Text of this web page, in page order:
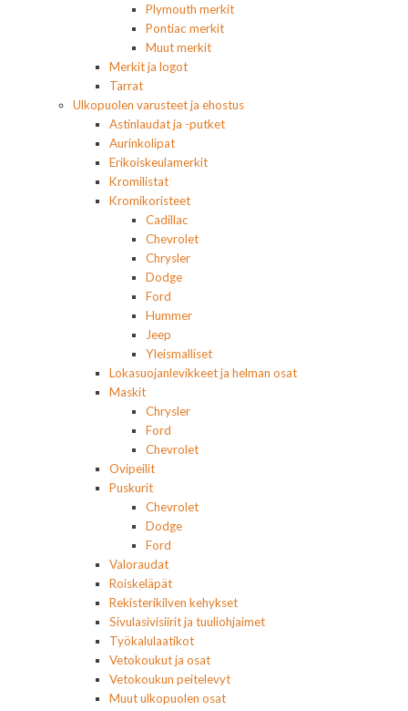
Plymouth merkit
Pontiac merkit
Muut merkit
Merkit ja logot
Tarrat
Ulkopuolen varusteet ja ehostus
Astinlaudat ja -putket
Aurinkolipat
Erikoiskeulamerkit
Kromilistat
Kromikoristeet
Cadillac
Chevrolet
Chrysler
Dodge
Ford
Hummer
Jeep
Yleismalliset
Lokasuojanlevikkeet ja helman osat
Maskit
Chrysler
Ford
Chevrolet
Ovipeilit
Puskurit
Chevrolet
Dodge
Ford
Valoraudat
Roiskeläpät
Rekisterikilven kehykset
Sivulasivisiirit ja tuuliohjaimet
Työkalulaatikot
Vetokoukut ja osat
Vetokoukun peitelevyt
Muut ulkopuolen osat